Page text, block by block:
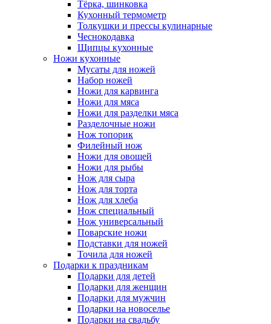
Тëрка, шинковка
Кухонный термометр
Толкушки и прессы кулинарные
Чеснокодавка
Щипцы кухонные
Ножи кухонные
Мусаты для ножей
Набор ножей
Ножи для карвинга
Ножи для мяса
Ножи для разделки мяса
Разделочные ножи
Нож топорик
Филейный нож
Ножи для овощей
Ножи для рыбы
Нож для сыра
Нож для торта
Нож для хлеба
Нож специальный
Нож универсальный
Поварские ножи
Подставки для ножей
Точила для ножей
Подарки к праздникам
Подарки для детей
Подарки для женщин
Подарки для мужчин
Подарки на новоселье
Подарки на свадьбу